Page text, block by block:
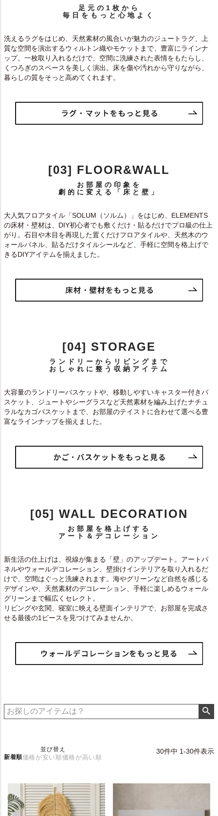
足元の1枚から
毎日をもっと心地よく
洗えるラグをはじめ、天然素材の風合いが魅力のジュートラグ、上
質な空間を演出するウィルトン織やモケットまで、豊富にラインナ
ップ。一枚取り入れるだけで、空間に洗練された表情をもたらし、
くつろぎのスペースを美しく演出。床を傷や汚れから守りながら、
暮らしの質をそっと高めてくれます。
[03] FLOOR&WALL
お部屋の印象を
劇的に変える「床と壁」
大人気フロアタイル「SOLUM（ソルム）」をはじめ、ELEMENTS
の床材・壁材は、DIY初心者でも敷くだけ・貼るだけでプロ級の仕上
がり。石目や木目を再現した置くだけフロアタイルや、天然木のウ
ォールパネル、貼るだけタイルシールなど、手軽に空間を格上げで
きるDIYアイテムを揃えました。
[04] STORAGE
ランドリーからリビングまで
おしゃれに整う収納アイテム
大容量のランドリーバスケットや、移動しやすいキャスター付きバ
スケット、ジュートやシーグラスなど天然素材を編み上げたナチュ
ラルなカゴバスケットまで、お部屋のテイストに合わせて選べる豊
富なラインナップを揃えました。
[05] WALL DECORATION
お部屋を格上げする
アート＆デコレーション
新生活の仕上げは、視線が集まる「壁」のアップデート。アートパ
ネルやウォールデコレーション、壁掛けインテリアを取り入れるだ
けで、空間はぐっと洗練されます。海やグリーンなど自然を感じる
デザインや、天然素材のデコレーション、手軽に楽しめるウォール
グリーンまで幅広くセレクト。
リビングや玄関、寝室に映える壁面インテリアで、お部屋を完成さ
せる最後の1ピースを見つけてみませんか。
並び替え
新着順価格が安い順価格が高い順
30件中 1-30件表示